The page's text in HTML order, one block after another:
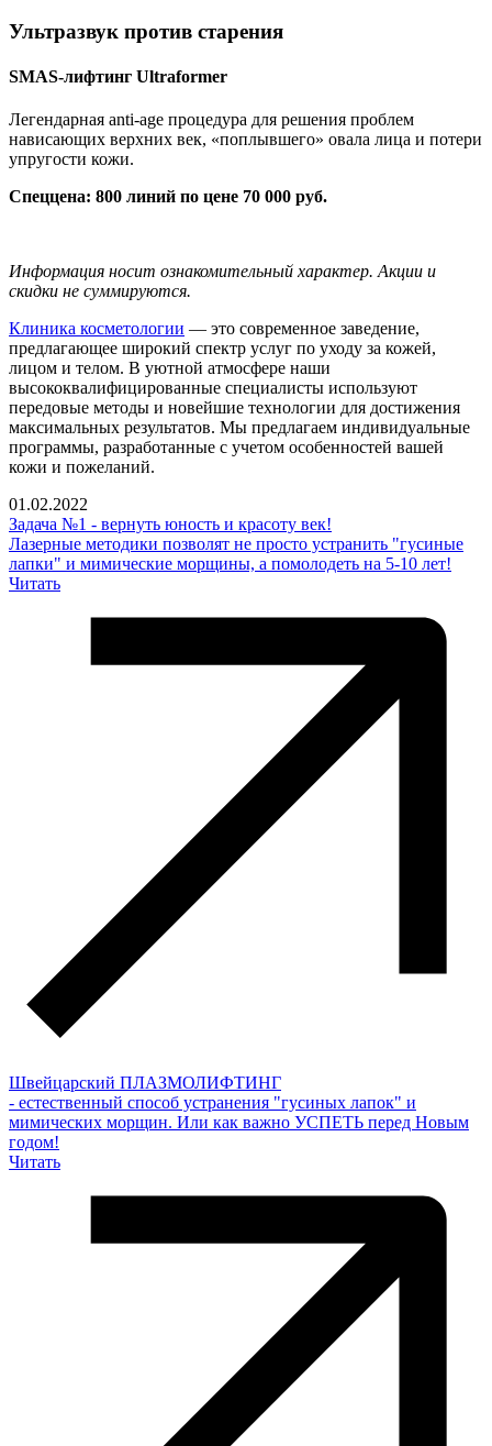
Ультразвук против старения
SMAS-лифтинг Ultraformer
Легендарная anti-age процедура для решения проблем
нависающих верхних век, «поплывшего» овала лица и потери
упругости кожи.
Спеццена: 800 линий по цене 70 000 руб.
Информация носит ознакомительный характер. Акции и
скидки не суммируются.
Клиника косметологии — это современное заведение,
предлагающее широкий спектр услуг по уходу за кожей,
лицом и телом. В уютной атмосфере наши
высококвалифицированные специалисты используют
передовые методы и новейшие технологии для достижения
максимальных результатов. Мы предлагаем индивидуальные
программы, разработанные с учетом особенностей вашей
кожи и пожеланий.
01.02.2022
Задача №1 - вернуть юность и красоту век!
Лазерные методики позволят не просто устранить "гусиные
лапки" и мимические морщины, а помолодеть на 5-10 лет!
Читать
Швейцарский ПЛАЗМОЛИФТИНГ
- естественный способ устранения "гусиных лапок" и
мимических морщин. Или как важно УСПЕТЬ перед Новым
годом!
Читать